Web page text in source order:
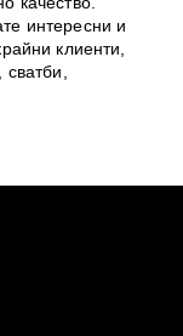
интересни и
клиенти,